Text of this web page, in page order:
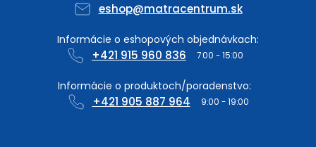
eshop@matracentrum.sk
+421 915 960 836
+421 905 887 964